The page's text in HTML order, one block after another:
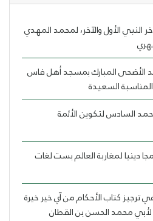
الأول والآخر، لمحمد المهدي
الأضحى المبارك بمسجد أهل فاس
السعيدة
السادس لتكوين الأئمة
دينيا لمغاربة العالم بست لغات
كتاب الأحكام من آي خير خيرة
لأبي محمد الحسن بن القطان